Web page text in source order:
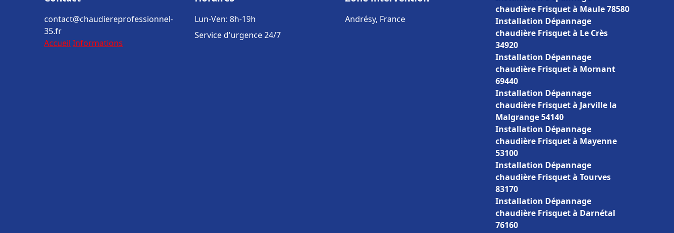
contact@chaudiereprofessionnel-
35.fr
Accueil Informations
Lun-Ven: 8h-19h
Service d'urgence 24/7
Andrésy, France
chaudière Frisquet à Maule 78580
Installation Dépannage
chaudière Frisquet à Le Crès
34920
Installation Dépannage
chaudière Frisquet à Mornant
69440
Installation Dépannage
chaudière Frisquet à Jarville la
Malgrange 54140
Installation Dépannage
chaudière Frisquet à Mayenne
53100
Installation Dépannage
chaudière Frisquet à Tourves
83170
Installation Dépannage
chaudière Frisquet à Darnétal
76160